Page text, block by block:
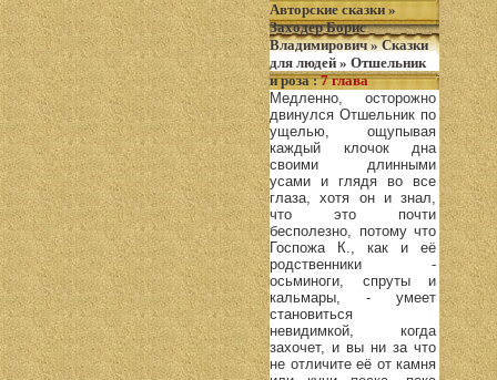
Авторские сказки »
Заходер Борис
Владимирович»Сказки
для людей » Отшельник
и роза:7 глава
Медленно, осторожно
двинулся Отшельник по
ущелью, ощупывая
каждый клочок дна
своими длинными
усами и глядя во все
глаза, хотя он и знал,
что это почти
бесполезно, потому что
Госпожа К., как и её
родственники -
осьминоги, спруты и
кальмары, - умеет
становиться
невидимкой, когда
захочет, и вы ни за что
не отличите её от камня